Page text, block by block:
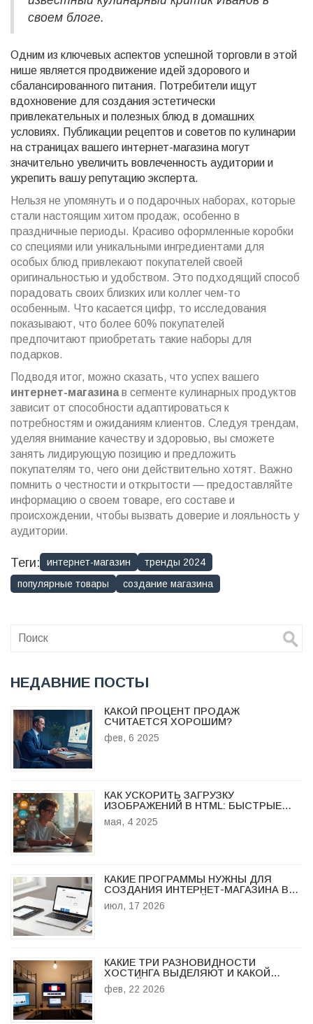
своем блоге.
Одним из ключевых аспектов успешной торговли в этой
нише является продвижение идей здорового и
сбалансированного питания. Потребители ищут
вдохновение для создания эстетически
привлекательных и полезных блюд в домашних
условиях. Публикации рецептов и советов по кулинарии
на страницах вашего интернет-магазина могут
значительно увеличить вовлеченность аудитории и
укрепить вашу репутацию эксперта.
Нельзя не упомянуть и о подарочных наборах, которые
стали настоящим хитом продаж, особенно в
праздничные периоды. Красиво оформленные коробки
со специями или уникальными ингредиентами для
особых блюд привлекают покупателей своей
оригинальностью и удобством. Это подходящий способ
порадовать своих близких или коллег чем-то
особенным. Что касается цифр, то исследования
показывают, что более 60% покупателей
предпочитают приобретать такие наборы для
подарков.
Подводя итог, можно сказать, что успех вашего
интернет-магазинав сегменте кулинарных продуктов
зависит от способности адаптироваться к
потребностям и ожиданиям клиентов. Следуя трендам,
уделяя внимание качеству и здоровью, вы сможете
занять лидирующую позицию и предложить
покупателям то, чего они действительно хотят. Важно
помнить о честности и открытости — предоставляйте
информацию о своем товаре, его составе и
происхождении, чтобы вызвать доверие и лояльность у
аудитории.
Теги: интернет-магазин
тренды 2024
популярные товары
создание магазина
НЕДАВНИЕ ПОСТЫ
КАКОЙ ПРОЦЕНТ ПРОДАЖ
СЧИТАЕТСЯ ХОРОШИМ?
фев, 6 2025
КАК УСКОРИТЬ ЗАГРУЗКУ
ИЗОБРАЖЕНИЙ В HTML: БЫСТРЫЕ
МЕТОДЫ И СОВЕТЫ
мая, 4 2025
КАКИЕ ПРОГРАММЫ НУЖНЫ ДЛЯ
СОЗДАНИЯ ИНТЕРНЕТ-МАГАЗИНА В
2026 ГОДУ: ПОЛНЫЙ СПИСОК
ИНСТРУМЕНТОВ
июл, 17 2026
КАКИЕ ТРИ РАЗНОВИДНОСТИ
ХОСТИНГА ВЫДЕЛЯЮТ И КАКОЙ
ПОДОЙДЕТ ИМЕННО ВАМ
фев, 22 2026